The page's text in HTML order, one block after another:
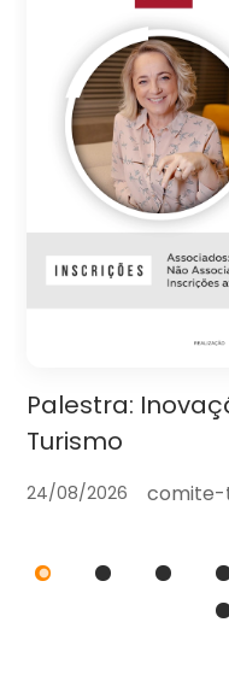
Palestra:
Turismo
24/08/2026 comite-